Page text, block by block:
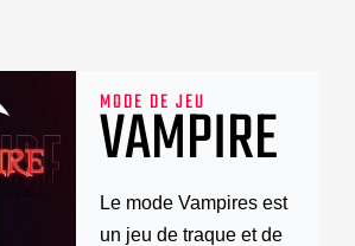
MODE DE JEU
VAMPIRE
Le mode Vampires est
un jeu de traque et de